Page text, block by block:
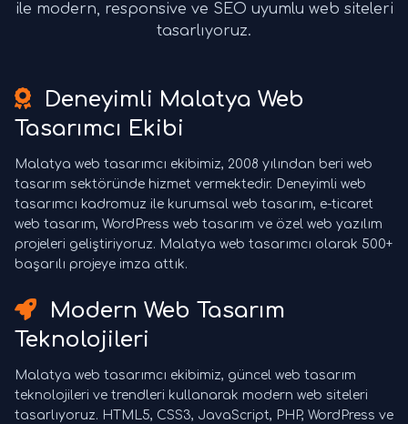
ile modern, responsive ve SEO uyumlu web siteleri
tasarlıyoruz.
Deneyimli Malatya Web
Tasarımcı Ekibi
Malatya web tasarımcı ekibimiz, 2008 yılından beri web
tasarım sektöründe hizmet vermektedir. Deneyimli web
tasarımcı kadromuz ile kurumsal web tasarım, e-ticaret
web tasarım, WordPress web tasarım ve özel web yazılım
projeleri geliştiriyoruz. Malatya web tasarımcı olarak 500+
başarılı projeye imza attık.
Modern Web Tasarım
Teknolojileri
Malatya web tasarımcı ekibimiz, güncel web tasarım
teknolojileri ve trendleri kullanarak modern web siteleri
tasarlıyoruz. HTML5, CSS3, JavaScript, PHP, WordPress ve